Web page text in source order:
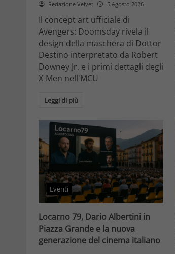
Redazione Velvet 5 Agosto 2026
Il concept art ufficiale di
Avengers: Doomsday rivela il
design della maschera di Dottor
Destino interpretato da Robert
Downey Jr. e i primi dettagli degli
X-Men nell'MCU
Leggi di più
Eventi
Locarno 79, Dario Albertini in
Piazza Grande e la nuova
generazione del cinema italiano